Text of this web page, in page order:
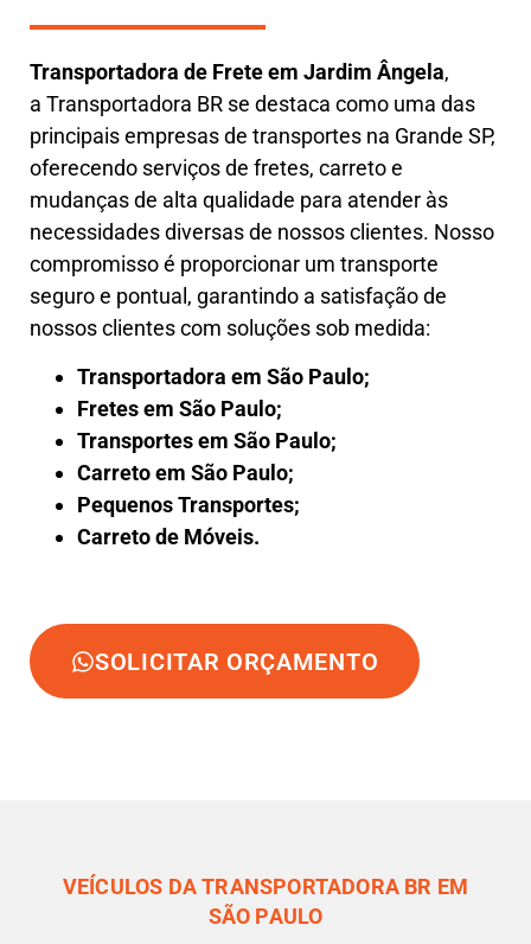
Transportadora de Frete em Jardim Ângela,
a Transportadora BR se destaca como uma das
principais empresas de transportes na Grande SP,
oferecendo serviços de fretes, carreto e
mudanças de alta qualidade para atender às
necessidades diversas de nossos clientes. Nosso
compromisso é proporcionar um transporte
seguro e pontual, garantindo a satisfação de
nossos clientes com soluções sob medida:
Transportadora em São Paulo;
Fretes em São Paulo;
Transportes em São Paulo;
Carreto em São Paulo;
Pequenos Transportes;
Carreto de Móveis.
SOLICITAR ORÇAMENTO
VEÍCULOS DA TRANSPORTADORA BR EM
SÃO PAULO